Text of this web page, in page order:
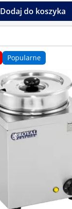
Dodaj do koszyka
Popularne